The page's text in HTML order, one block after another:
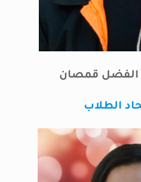
الفضل قمصان
الطلاب